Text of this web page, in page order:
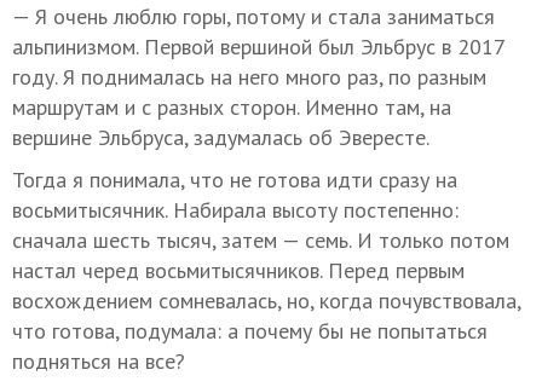
— Я очень люблю горы, потому и стала заниматься
альпинизмом. Первой вершиной был Эльбрус в 2017
году. Я поднималась на него много раз, по разным
маршрутам и с разных сторон. Именно там, на
вершине Эльбруса, задумалась об Эвересте.
Тогда я понимала, что не готова идти сразу на
восьмитысячник. Набирала высоту постепенно:
сначала шесть тысяч, затем — семь. И только потом
настал черед восьмитысячников. Перед первым
восхождением сомневалась, но, когда почувствовала,
что готова, подумала: а почему бы не попытаться
подняться на все?